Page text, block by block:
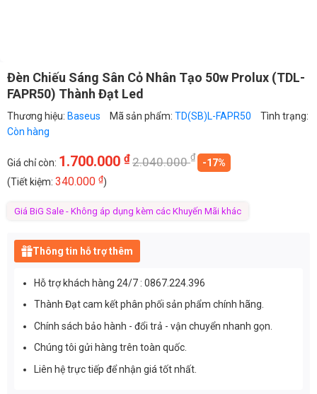
Đèn Chiếu Sáng Sân Cỏ Nhân Tạo 50w Prolux (TDL-
FAPR50) Thành Đạt Led
Thương hiệu: Baseus Mã sản phẩm: TD(SB)L-FAPR50
Tình trạng:
Còn hàng
Giá chỉ còn: 1.700.000 ₫2.040.000₫
-17%
(Tiết kiệm: 340.000 ₫)
Giá BiG Sale - Không áp dụng kèm các Khuyến Mãi khác
Thông tin hỗ trợ thêm
Hỗ trợ khách hàng 24/7 : 0867.224.396
Thành Đạt cam kết phân phối sản phẩm chính hãng.
Chính sách bảo hành - đổi trả - vận chuyển nhanh gọn.
Chúng tôi gửi hàng trên toàn quốc.
Liên hệ trực tiếp để nhận giá tốt nhất.